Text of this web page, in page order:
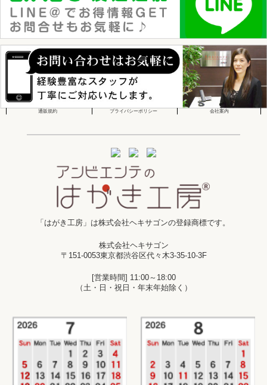
通販規約 プライバシーポリシー 会社案内
「はがき工房」は株式会社ヘキサゴンの登録商標です。
株式会社ヘキサゴン
〒151-0053東京都渋谷区代々木3-35-10-3F
[営業時間] 11:00～18:00
（土・日・祝日・年末年始除く）